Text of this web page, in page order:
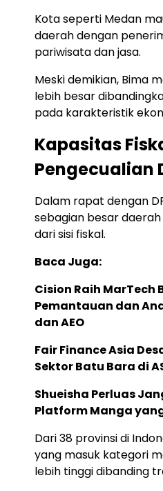
Kota seperti Medan
daerah dengan
pariwisata dan jasa.
Meski demikian, Bima
lebih besar
pada karakteristik
Kapasitas
Pengecualian
Dalam rapat dengan
sebagian besar
dari sisi fiskal.
Baca Juga:
Cision Raih
Pemantauan dan
dan AEO
Fair Finance Asia
Sektor Batu Bara di
Shueisha Perluas
Platform Manga
Dari 38 provinsi di
yang masuk kategori
lebih tinggi dibanding